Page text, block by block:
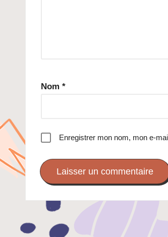
Nom *
Enregistrer mon nom, mon e-